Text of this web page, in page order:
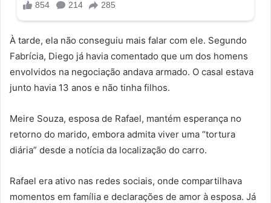
À tarde, ela não conseguiu mais falar com ele. Segundo
Fabrícia, Diego já havia comentado que um dos homens
envolvidos na negociação andava armado. O casal estava
junto havia 13 anos e não tinha filhos.
Meire Souza, esposa de Rafael, mantém esperança no
retorno do marido, embora admita viver uma “tortura
diária” desde a notícia da localização do carro.
Rafael era ativo nas redes sociais, onde compartilhava
momentos em família e declarações de amor à esposa. Já